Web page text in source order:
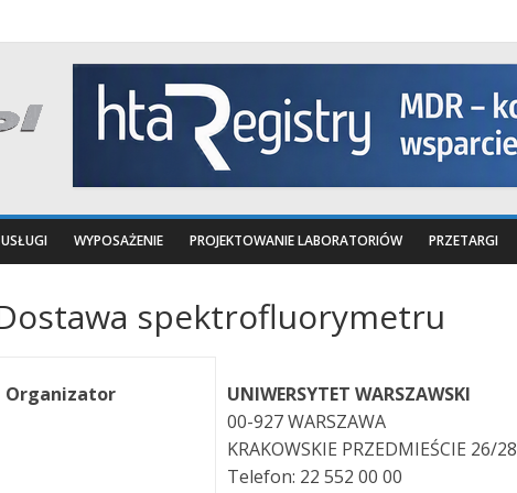
USŁUGI WYPOSAŻENIE PROJEKTOWANIE LABORATORIÓW PRZETARGI
spektrofluorymetru
Organizator
UNIWERSYTET WARSZAWSKI
00-927 WARSZAWA
KRAKOWSKIE PRZEDMIEŚCIE 26/28
Telefon: 22 552 00 00